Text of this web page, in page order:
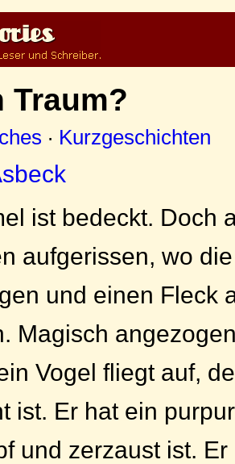
Traum?
· Kurzgeschichten
ist bedeckt. Doch
aufgerissen, wo
und einen Fleck
Magisch
Vogel fliegt auf,
ist. Er hat ein
und zerzaust ist.